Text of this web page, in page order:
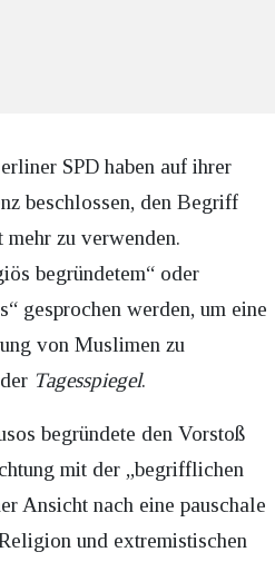
SPD haben auf ihrer
beschlossen, den Begriff
zu verwenden.
begründetem“ oder
gesprochen werden, um eine
von Muslimen zu
Tagesspiegel.
begründete den Vorstoß
mit der „begrifflichen
Ansicht nach eine pauschale
und extremistischen